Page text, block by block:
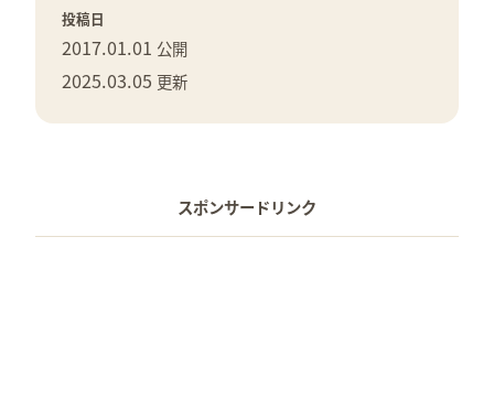
投稿日
2017.01.01 公開
2025.03.05 更新
スポンサードリンク